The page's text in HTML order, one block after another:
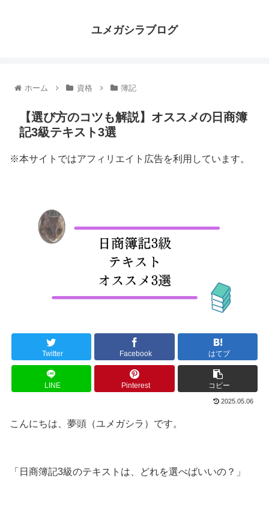
ユメガシラブログ
ホーム 資格 簿記
【選び方のコツも解説】オススメの日商簿
記3級テキスト3選
※本サイトではアフィリエイト広告を利用しています。
Twitter Facebook はてブ
LINE Pinterest コピー
2025.05.06
こんにちは、夢頭（ユメガシラ）です。
「日商簿記3級のテキストは、どれを選べばいいの？」